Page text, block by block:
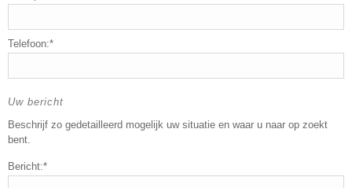
Telefoon:*
Uw bericht
Beschrijf zo gedetailleerd mogelijk uw situatie en waar u naar op zoekt
bent.
Bericht:*